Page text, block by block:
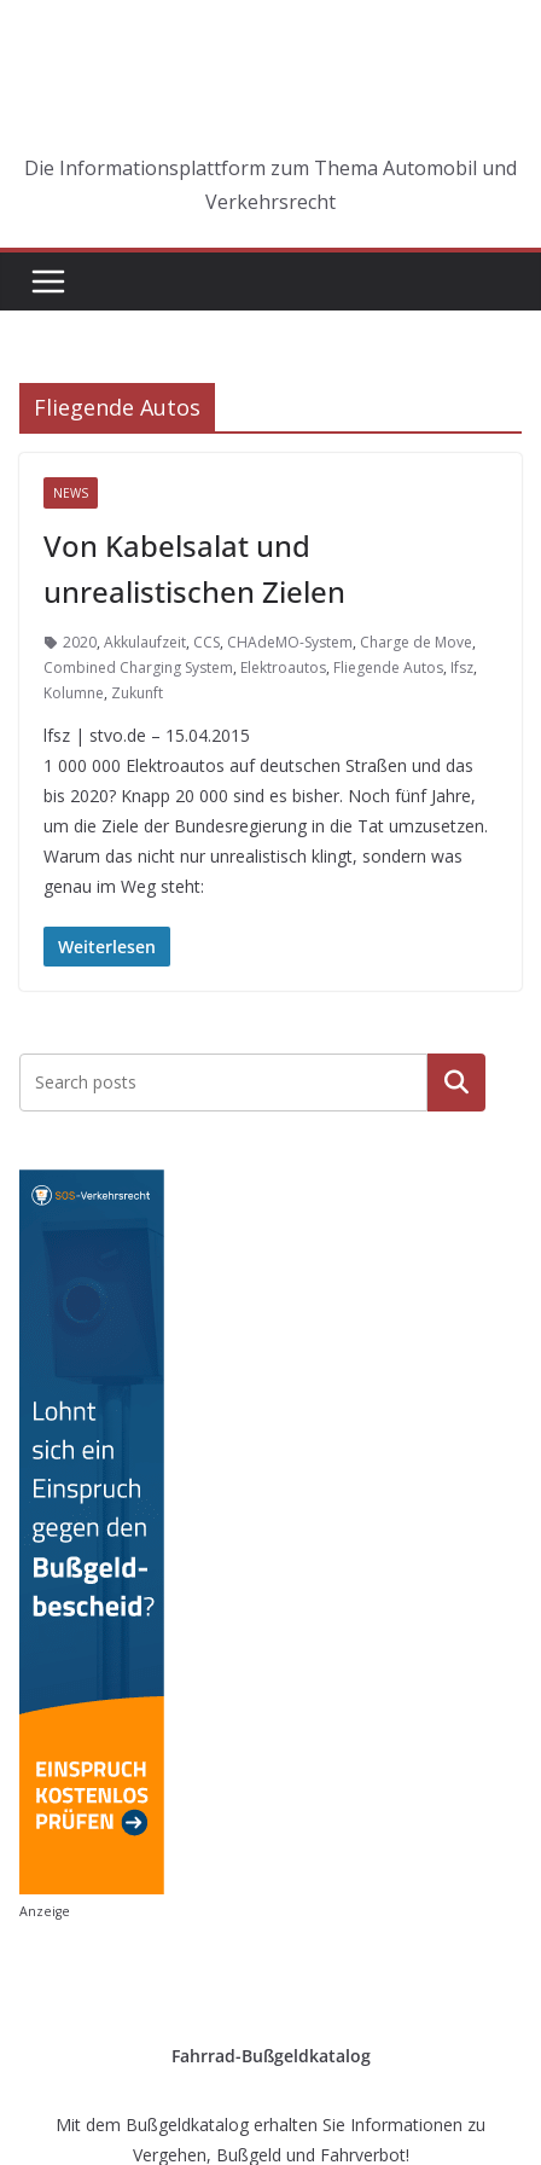
Die Informationsplattform zum Thema Automobil und
Verkehrsrecht
Fliegende Autos
NEWS
Von Kabelsalat und
unrealistischen Zielen
2020, Akkulaufzeit, CCS, CHAdeMO-System, Charge de Move,
Combined Charging System, Elektroautos, Fliegende Autos, Ifsz,
Kolumne, Zukunft
lfsz | stvo.de – 15.04.2015
1 000 000 Elektroautos auf deutschen Straßen und das
bis 2020? Knapp 20 000 sind es bisher. Noch fünf Jahre,
um die Ziele der Bundesregierung in die Tat umzusetzen.
Warum das nicht nur unrealistisch klingt, sondern was
genau im Weg steht:
Weiterlesen
Suchen
Anzeige
Fahrrad-Bußgeldkatalog
Mit dem Bußgeldkatalog erhalten Sie Informationen zu
Vergehen, Bußgeld und Fahrverbot!